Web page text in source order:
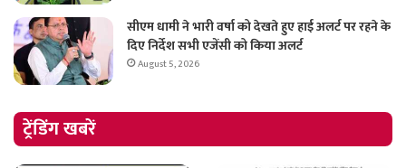
सीएम धामी ने भारी वर्षा को देखते हुए हाई अलर्ट पर रहने के
दिए निर्देश सभी एजेंसी को किया अलर्ट
August 5, 2026
ट्रेंडिंग खबरें